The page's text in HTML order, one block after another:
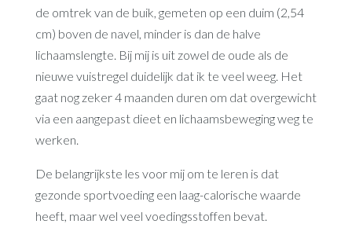
de omtrek van de buik, gemeten op een duim (2,54
cm) boven de navel, minder is dan de halve
lichaamslengte. Bij mij is uit zowel de oude als de
nieuwe vuistregel duidelijk dat ik te veel weeg. Het
gaat nog zeker 4 maanden duren om dat overgewicht
via een aangepast dieet en lichaamsbeweging weg te
werken.
De belangrijkste les voor mij om te leren is dat
gezonde sportvoeding een laag-calorische waarde
heeft, maar wel veel voedingsstoffen bevat.